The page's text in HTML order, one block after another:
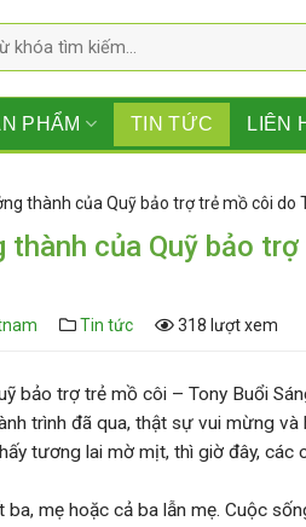
PHẨM TIN TỨC LIÊN
thành của Quỹ bảo trợ trẻ mồ côi do
của Quỹ bảo
Tin tức 318 lượt xem
bảo trợ trẻ mồ côi – Tony Buổi
trình đã qua, thật sự vui mừng
tương lai mờ mịt, thì giờ đây,
mẹ hoặc cả ba lẫn mẹ. Cuộc